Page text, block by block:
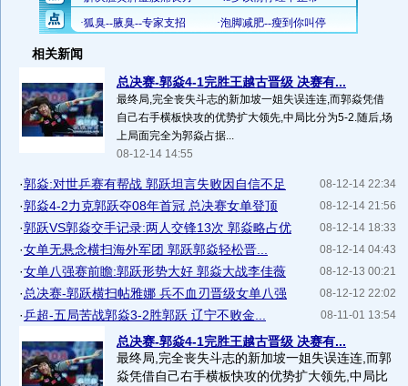
相关新闻
总决赛-郭焱4-1完胜王越古晋级 决赛有...
最终局,完全丧失斗志的新加坡一姐失误连连,而郭焱凭借
自己右手横板快攻的优势扩大领先,中局比分为5-2.随后,场
上局面完全为郭焱占据...
08-12-14 14:55
08-12-14 22:34
·郭焱:对世乒赛有帮战 郭跃坦言失败因自信不足
08-12-14 21:56
·郭焱4-2力克郭跃夺08年首冠 总决赛女单登顶
08-12-14 18:33
·郭跃VS郭焱交手记录:两人交锋13次 郭焱略占优
08-12-14 04:43
·女单无悬念横扫海外军团 郭跃郭焱轻松晋...
08-12-13 00:21
·女单八强赛前瞻:郭跃形势大好 郭焱大战李佳薇
08-12-12 22:02
·总决赛-郭跃横扫帖雅娜 兵不血刃晋级女单八强
08-11-01 13:54
·乒超-五局苦战郭焱3-2胜郭跃 辽宁不败金...
总决赛-郭焱4-1完胜王越古晋级 决赛有...
最终局,完全丧失斗志的新加坡一姐失误连连,而郭
焱凭借自己右手横板快攻的优势扩大领先,中局比